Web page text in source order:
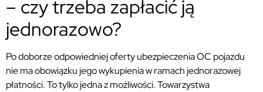
– czy trzeba zapłacić ją
jednorazowo?
Po doborze odpowiedniej oferty ubezpieczenia OC pojazdu
nie ma obowiązku jego wykupienia w ramach jednorazowej
płatności. To tylko jedna z możliwości. Towarzystwa